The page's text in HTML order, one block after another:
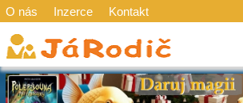
O nás Inzerce Kontakt